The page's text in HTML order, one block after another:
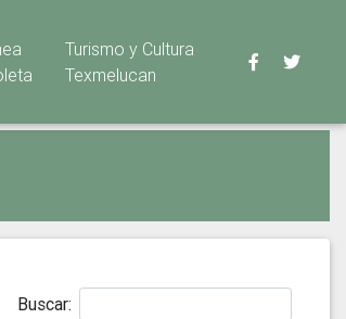
Turismo y Cultura
Texmelucan
Buscar: